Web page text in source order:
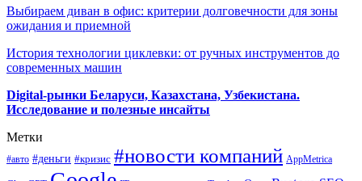
Выбираем диван в офис: критерии долговечности для зоны
ожидания и приемной
История технологии циклевки: от ручных инструментов до
современных машин
Digital-рынки Беларуси, Казахстана, Узбекистана.
Исследование и полезные инсайты
Метки
#авто #деньги #кризис #новости компаний AppMetrica